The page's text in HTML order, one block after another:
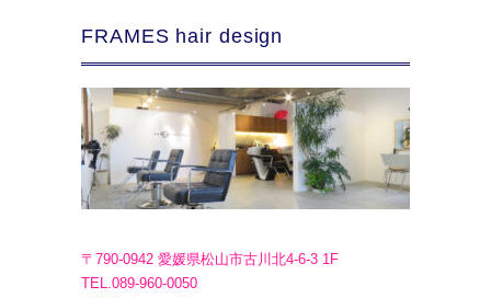
FRAMES hair design
〒790-0942 愛媛県松山市古川北4-6-3 1F
TEL.089-960-0050